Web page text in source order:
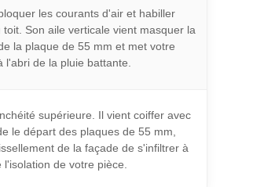
les courants d'air et habiller
Son aile verticale vient masquer la
la plaque de 55 mm et met votre
l'abri de la pluie battante.
supérieure. Il vient coiffer avec
le départ des plaques de 55 mm,
de la façade de s'infiltrer à
l'isolation de votre pièce.